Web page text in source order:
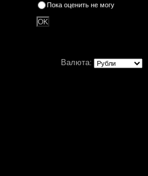
Пока оценить не могу
Валюта: